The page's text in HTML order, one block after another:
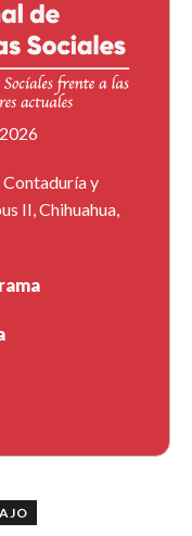
Contaduría y
II, Chihuahua,